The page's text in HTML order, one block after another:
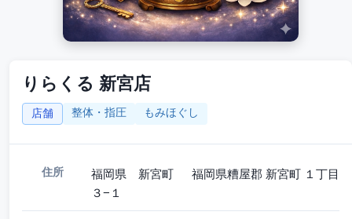
りらくる 新宮店
店舗 整体・指圧 もみほぐし
住所
福岡県 新宮町 福岡県糟屋郡 新宮町 １丁目
３−１